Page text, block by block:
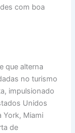
com boa
que alterna
no turismo
impulsionado
Unidos
York, Miami
de